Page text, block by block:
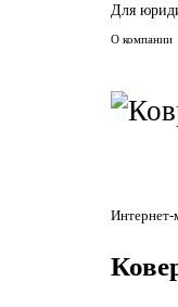
Для
О компании
Интернет-